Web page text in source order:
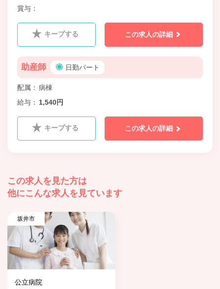
賞与
キープする この求人の詳細
助産師 日勤パート
配属
病棟
給与
1,540円
キープする この求人の詳細
この求人を見た方は
他にこんな求人を見ています
坂井市
公立病院